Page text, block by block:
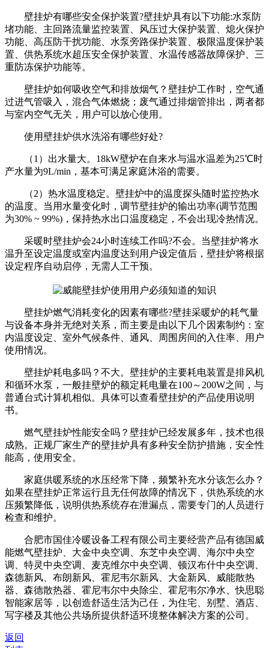
壁挂炉有哪些安全保护装置?壁挂炉具有以下功能:水泵防
堵功能、主回路流量监控装置、风压过大保护装置、熄火保护
功能、高压防干扰功能、水泵旁路保护装置、极限温度保护装
置、供热系统水超压安全保护装置、水温传感器故障保护、三
重防冻保护功能等。
壁挂炉如何吸收空气和排放烟气？壁挂炉工作时，空气通
过进气管吸入，混合气体燃烧；废气通过排烟管排出，两者都
与室内空气无关，用户可以放心使用。
使用壁挂炉供水洗浴有哪些好处?
（1）出水量大。18kW壁炉在自来水与温水温差为25℃时
产水量为9L/min，基本可满足家庭沐浴的需要。
（2）热水温度稳定。壁挂炉中的温度探头随时监控热水
的温度。当用水量变化时，调节壁挂炉的输出功率(调节范围
为30% ~ 99%)，保持热水出口温度稳定，不会出现冷热情况。
采暖时壁挂炉会24小时连续工作吗?不会。当壁挂炉将水
温升至设定温度或室内温度达到用户设定值后，壁挂炉将根据
设定程序自动启停，无需人工干预。
壁挂炉燃气消耗变化的因素有哪些?壁挂采暖炉的耗气量
与设备本身并无绝对关系，而主要是由以下几个因素制约：室
内温度设定、室外气候条件、通风、周围房间的入住率、用户
使用情况。
壁挂炉耗电多吗？不大。壁挂炉的主要耗电装置是排风机
和循环水泵，一般挂壁炉的额定耗电量在100～200W之间，与
普通台式计算机相似。具体可以查看壁挂炉的产品使用说明
书。
燃气壁挂炉性能安全吗？壁挂炉已经发展多年，技术也很
成熟。正规厂家生产的壁挂炉具有多种安全防护措施，安全性
能高，使用安全。
家庭供暖系统的水压经常下降，频繁补充水分该怎么办？
如果在壁挂炉正常运行且无任何故障的情况下，供热系统的水
压频繁降低，说明供热系统存在泄漏点，需要专门的人员进行
检查和维护。
合肥市国佳冷暖设备工程有限公司主要经营产品有德国威
能燃气壁挂炉、大金中央空调、东芝中央空调、海尔中央空
调、特灵中央空调、麦克维尔中央空调、顿汉布什中央空调、
森德新风、布朗新风、霍尼韦尔新风、大金新风、威能散热
器、森德散热器、霍尼韦尔中央除尘、霍尼韦尔净水、快思聪
智能家居等，以创造舒适生活为己任，为住宅、别墅、酒店、
写字楼及其他公共场所提供舒适环境整体解决方案的公司。
返回